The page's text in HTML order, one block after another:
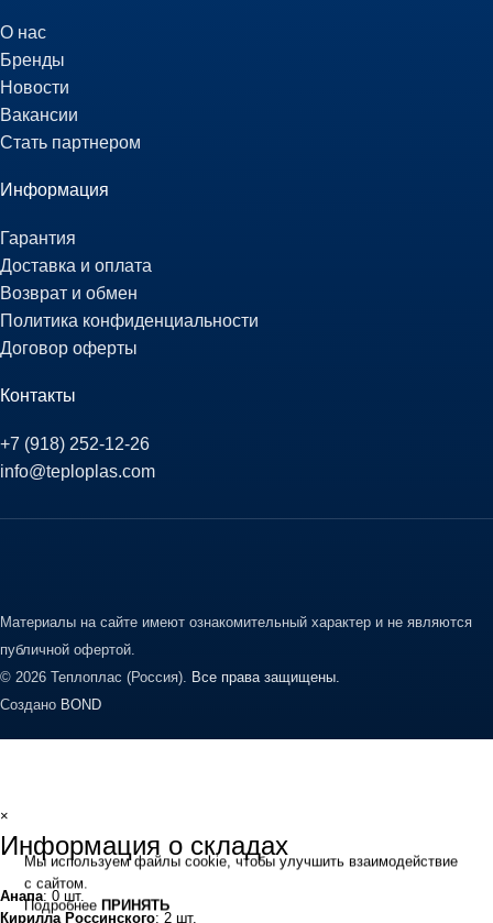
О нас
Бренды
Новости
Вакансии
Стать партнером
Информация
Гарантия
Доставка и оплата
Возврат и обмен
Политика конфиденциальности
Договор оферты
Контакты
+7 (918) 252-12-26
info@teploplas.com
Материалы на сайте имеют ознакомительный характер и не являются
публичной офертой.
© 2026 Теплоплас (Россия). Все права защищены.
Создано BOND
Мы используем файлы cookie, чтобы улучшить взаимодействие
с сайтом.
Подробнее ПРИНЯТЬ
×
Информация о складах
Анапа: 0 шт.
Кирилла Россинского: 2 шт.